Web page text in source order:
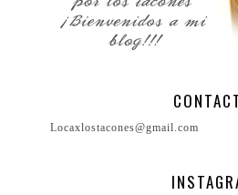
Locaxlostacones@gmail.com